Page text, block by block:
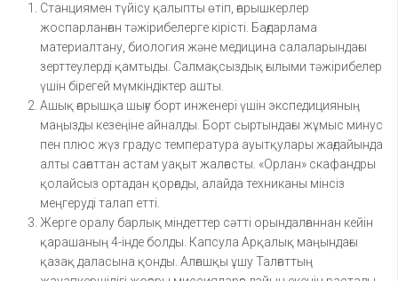
Станциямен түйісу қалыпты өтіп, ғарышкерлер
жоспарланған тәжірибелерге кірісті. Бағдарлама
материалтану, биология және медицина салаларындағы
зерттеулерді қамтыды. Салмақсыздық ғылыми тәжірибелер
үшін бірегей мүмкіндіктер ашты.
Ашық ғарышқа шығу борт инженері үшін экспедицияның
маңызды кезеңіне айналды. Борт сыртындағы жұмыс минус
пен плюс жүз градус температура ауытқулары жағдайында
алты сағаттан астам уақыт жалғасты. «Орлан» скафандры
қолайсыз ортадан қорғады, алайда техниканы мінсіз
меңгеруді талап етті.
Жерге оралу барлық міндеттер сәтті орындалғаннан кейін
қарашаның 4-інде болды. Капсула Арқалық маңындағы
қазақ даласына қонды. Алғашқы ұшу Талғаттың